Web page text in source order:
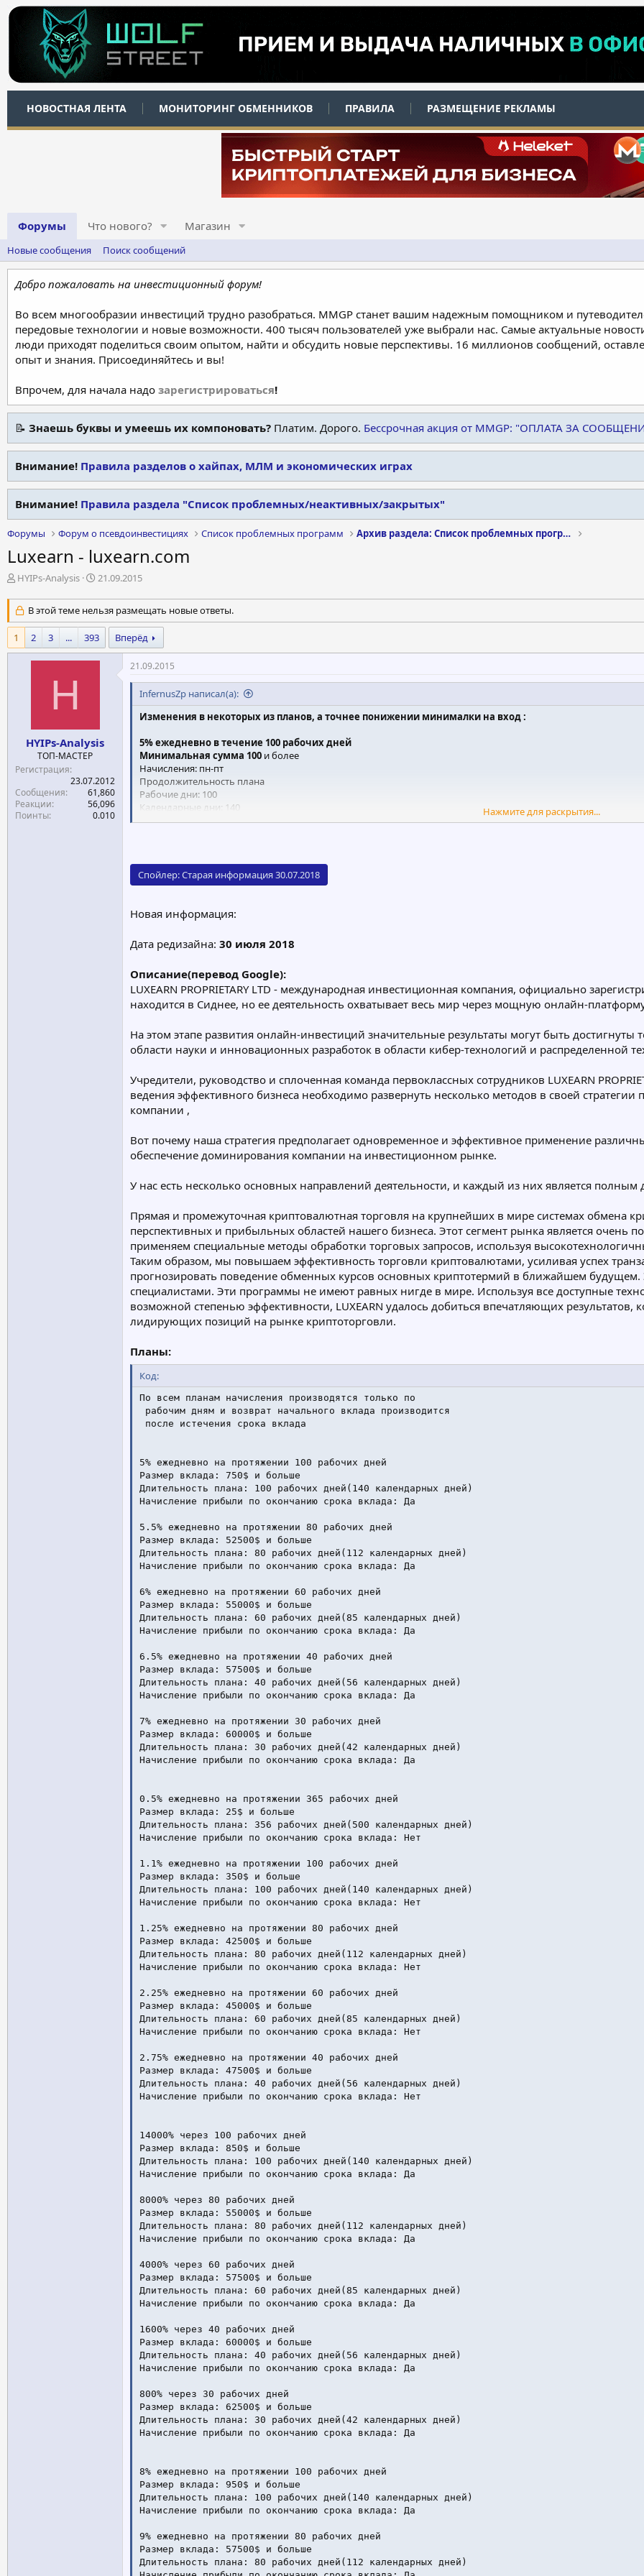
НОВОСТНАЯ ЛЕНТА МОНИТОРИНГ ОБМЕННИКОВ ПРАВИЛА РАЗМЕЩЕНИЕ РЕКЛАМЫ
Форумы Что нового? Магазин
Новые сообщения Поиск сообщений
Добро пожаловать на инвестиционный форум!
Во всем многообразии инвестиций трудно разобраться. MMGP станет вашим надежным помощником и
передовые технологии и новые возможности. 400 тысяч пользователей уже выбрали нас. Самые актуальные
люди приходят поделиться своим опытом, найти и обсудить новые перспективы. 16 миллионов сообщений,
опыт и знания. Присоединяйтесь и вы!
Впрочем, для начала надо зарегистрироваться!
📝 Знаешь буквы и умеешь их компоновать? Платим. Дорого. Бессрочная акция от MMGP: "ОПЛАТА ЗА
Внимание! Правила разделов о хайпах, МЛМ и экономических играх
Внимание! Правила раздела "Список проблемных/неактивных/закрытых"
Форумы Форум о псевдоинвестициях Список проблемных программ Архив раздела: Список проблемных программ
Luxearn - luxearn.com
А
т
о
р
т
е
HYIPs-Analysis
Д
т
а
н
а
ч
21.09.2015
В этой теме нельзя размещать новые ответы.
1 2 3 ... 393 Вперёд
H
HYIPs-Analysis
ТОП-МАСТЕР
Регистрация
23.07.2012
Сообщения
61,860
Реакции
56,096
Поинты
0.010
21.09.2015
InfernusZp написал(а):
Изменения в некоторых из планов, а точнее понижении минималки на вход :
5% ежедневно в течение 100 рабочих дней
Минимальная сумма 100 и более
Начисления: пн-пт
Продолжительность плана
Рабочие дни: 100
Календарные дни: 140
Выплата прибыли по окончании инвестиционного периода Да
Минимальная сумма 125и более
Начисления: пн-пт
Рабочие дни: 80
Календарные дни: 112
Возврат основного депозита в конце инвестиционного периода Да
6% ежедневно в течение 60 рабочих дней
Минимальная сумма 150и более
Начисления: пн-пт
Продолжительность плана
Календарные дни: 85
Выплата прибыли по окончании инвестиционного периода Да
Нажмите для раскрытия...
Спойлер:Старая информация 30.07.2018
Новая информация:
Дата редизайна: 30 июля 2018
Описание(перевод Google):
LUXEARN PROPRIETARY LTD - международная инвестиционная компания, официально
находится в Сиднее, но ее деятельность охватывает весь мир через мощную онлайн-
На этом этапе развития онлайн-инвестиций значительные результаты могут быть
области науки и инновационных разработок в области кибер-технологий и распределенной
Учредители, руководство и сплоченная команда первоклассных сотрудников LUXEARN
ведения эффективного бизнеса необходимо развернуть несколько методов в своей
компании ,
Вот почему наша стратегия предполагает одновременное и эффективное применение
обеспечение доминирования компании на инвестиционном рынке.
У нас есть несколько основных направлений деятельности, и каждый из них является
Прямая и промежуточная криптовалютная торговля на крупнейших в мире системах обмена
перспективных и прибыльных областей нашего бизнеса. Этот сегмент рынка является
применяем специальные методы обработки торговых запросов, используя
Таким образом, мы повышаем эффективность торговли криптовалютами, усиливая успех
прогнозировать поведение обменных курсов основных криптотермий в ближайшем
специалистами. Эти программы не имеют равных нигде в мире. Используя все доступные
возможной степенью эффективности, LUXEARN удалось добиться впечатляющих
лидирующих позиций на рынке криптоторговли.
Планы:
Код:
По всем планам начисления производятся только по
рабочим дням и возврат начального вклада производится
после истечения срока вклада
5% ежедневно на протяжении 100 рабочих дней
Размер вклада: 750$ и больше
Длительность плана: 100 рабочих дней(140 календарных дней)
Начисление прибыли по окончанию срока вклада: Да
5.5% ежедневно на протяжении 80 рабочих дней
Размер вклада: 52500$ и больше
Длительность плана: 80 рабочих дней(112 календарных дней)
Начисление прибыли по окончанию срока вклада: Да
6% ежедневно на протяжении 60 рабочих дней
Размер вклада: 55000$ и больше
Длительность плана: 60 рабочих дней(85 календарных дней)
Начисление прибыли по окончанию срока вклада: Да
6.5% ежедневно на протяжении 40 рабочих дней
Размер вклада: 57500$ и больше
Длительность плана: 40 рабочих дней(56 календарных дней)
Начисление прибыли по окончанию срока вклада: Да
7% ежедневно на протяжении 30 рабочих дней
Размер вклада: 60000$ и больше
Длительность плана: 30 рабочих дней(42 календарных дней)
Начисление прибыли по окончанию срока вклада: Да
0.5% ежедневно на протяжении 365 рабочих дней
Размер вклада: 25$ и больше
Длительность плана: 356 рабочих дней(500 календарных дней)
Начисление прибыли по окончанию срока вклада: Нет
1.1% ежедневно на протяжении 100 рабочих дней
Размер вклада: 350$ и больше
Длительность плана: 100 рабочих дней(140 календарных дней)
Начисление прибыли по окончанию срока вклада: Нет
1.25% ежедневно на протяжении 80 рабочих дней
Размер вклада: 42500$ и больше
Длительность плана: 80 рабочих дней(112 календарных дней)
Начисление прибыли по окончанию срока вклада: Нет
2.25% ежедневно на протяжении 60 рабочих дней
Размер вклада: 45000$ и больше
Длительность плана: 60 рабочих дней(85 календарных дней)
Начисление прибыли по окончанию срока вклада: Нет
2.75% ежедневно на протяжении 40 рабочих дней
Размер вклада: 47500$ и больше
Длительность плана: 40 рабочих дней(56 календарных дней)
Начисление прибыли по окончанию срока вклада: Нет
14000% через 100 рабочих дней
Размер вклада: 850$ и больше
Длительность плана: 100 рабочих дней(140 календарных дней)
Начисление прибыли по окончанию срока вклада: Да
8000% через 80 рабочих дней
Размер вклада: 55000$ и больше
Длительность плана: 80 рабочих дней(112 календарных дней)
Начисление прибыли по окончанию срока вклада: Да
4000% через 60 рабочих дней
Размер вклада: 57500$ и больше
Длительность плана: 60 рабочих дней(85 календарных дней)
Начисление прибыли по окончанию срока вклада: Да
1600% через 40 рабочих дней
Размер вклада: 60000$ и больше
Длительность плана: 40 рабочих дней(56 календарных дней)
Начисление прибыли по окончанию срока вклада: Да
800% через 30 рабочих дней
Размер вклада: 62500$ и больше
Длительность плана: 30 рабочих дней(42 календарных дней)
Начисление прибыли по окончанию срока вклада: Да
8% ежедневно на протяжении 100 рабочих дней
Размер вклада: 950$ и больше
Длительность плана: 100 рабочих дней(140 календарных дней)
Начисление прибыли по окончанию срока вклада: Да
9% ежедневно на протяжении 80 рабочих дней
Размер вклада: 57500$ и больше
Длительность плана: 80 рабочих дней(112 календарных дней)